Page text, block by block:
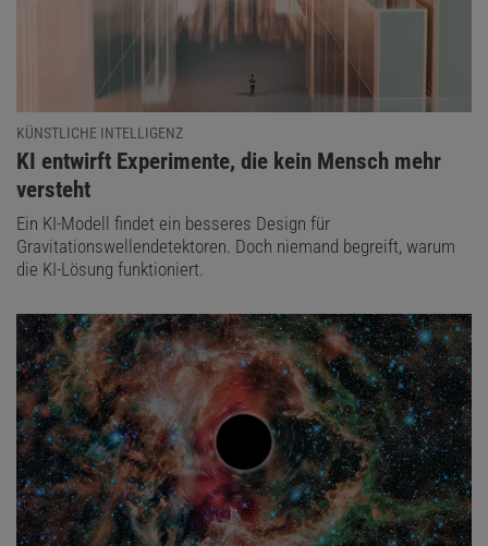
KÜNSTLICHE INTELLIGENZ
:
KI entwirft Experimente, die kein Mensch mehr
versteht
Ein KI-Modell findet ein besseres Design für
Gravitationswellendetektoren. Doch niemand begreift, warum
die KI-Lösung funktioniert.